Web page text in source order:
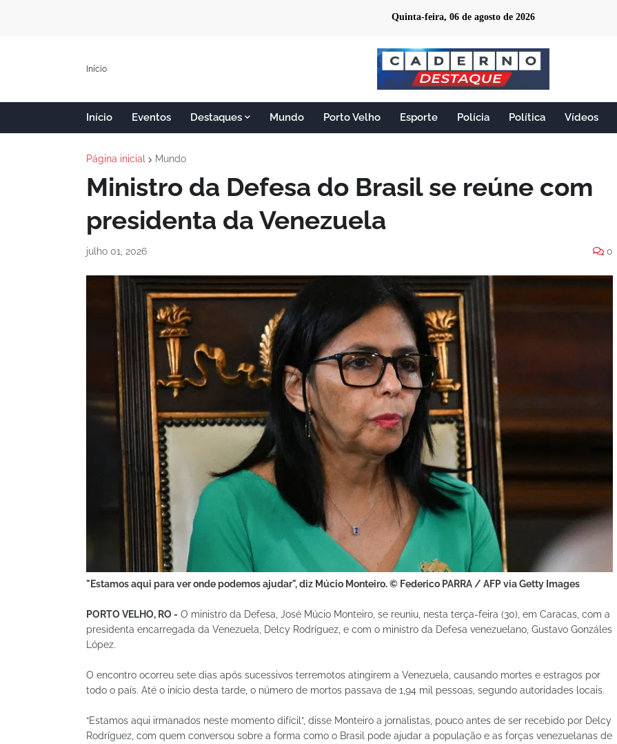
Quinta-feira, 06 de agosto de 2026
Início
Início Eventos Destaques Mundo Porto Velho Esporte Polícia Política Vídeos
Página inicial Mundo
Ministro da Defesa do Brasil se reúne com
presidenta da Venezuela
julho 01, 2026 0
"Estamos aqui para ver onde podemos ajudar", diz Múcio Monteiro. © Federico PARRA / AFP via Getty Images
PORTO VELHO, RO - O ministro da Defesa, José Múcio Monteiro, se reuniu, nesta terça-feira (30), em Caracas, com a
presidenta encarregada da Venezuela, Delcy Rodríguez, e com o ministro da Defesa venezuelano, Gustavo Gonzáles
López.
O encontro ocorreu sete dias após sucessivos terremotos atingirem a Venezuela, causando mortes e estragos por
todo o país. Até o início desta tarde, o número de mortos passava de 1,94 mil pessoas, segundo autoridades locais.
“Estamos aqui irmanados neste momento difícil”, disse Monteiro a jornalistas, pouco antes de ser recebido por Delcy
Rodríguez, com quem conversou sobre a forma como o Brasil pode ajudar a população e as forças venezuelanas de